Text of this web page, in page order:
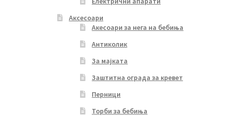
Аксесоари
Акесоари за нега на бебиња
Антиколик
За мајката
Заштитна ограда за кревет
Перници
Торби за бебиња